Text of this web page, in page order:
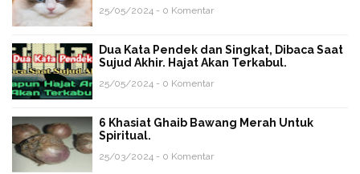
25/05/2024 - 0 Komentar
Dua Kata Pendek dan Singkat, Dibaca Saat
Sujud Akhir. Hajat Akan Terkabul.
25/05/2024 - 0 Komentar
6 Khasiat Ghaib Bawang Merah Untuk
Spiritual.
25/03/2024 - 0 Komentar